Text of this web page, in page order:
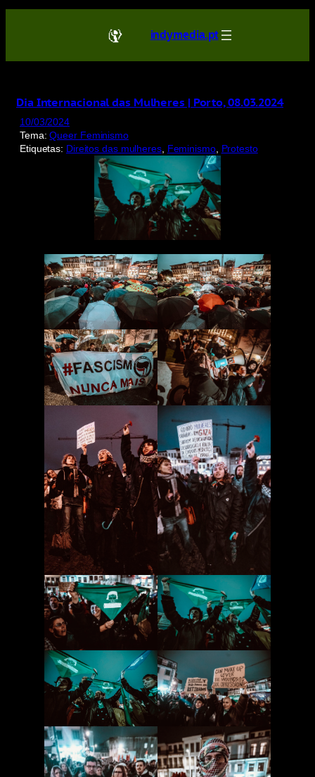
Saltar
conteúdo
indymedia.pt
Dia Internacional das Mulheres | Porto, 08.03.2024
10/03/2024
Tema:Queer Feminismo
Etiquetas: Direitos das mulheres, Feminismo, Protesto